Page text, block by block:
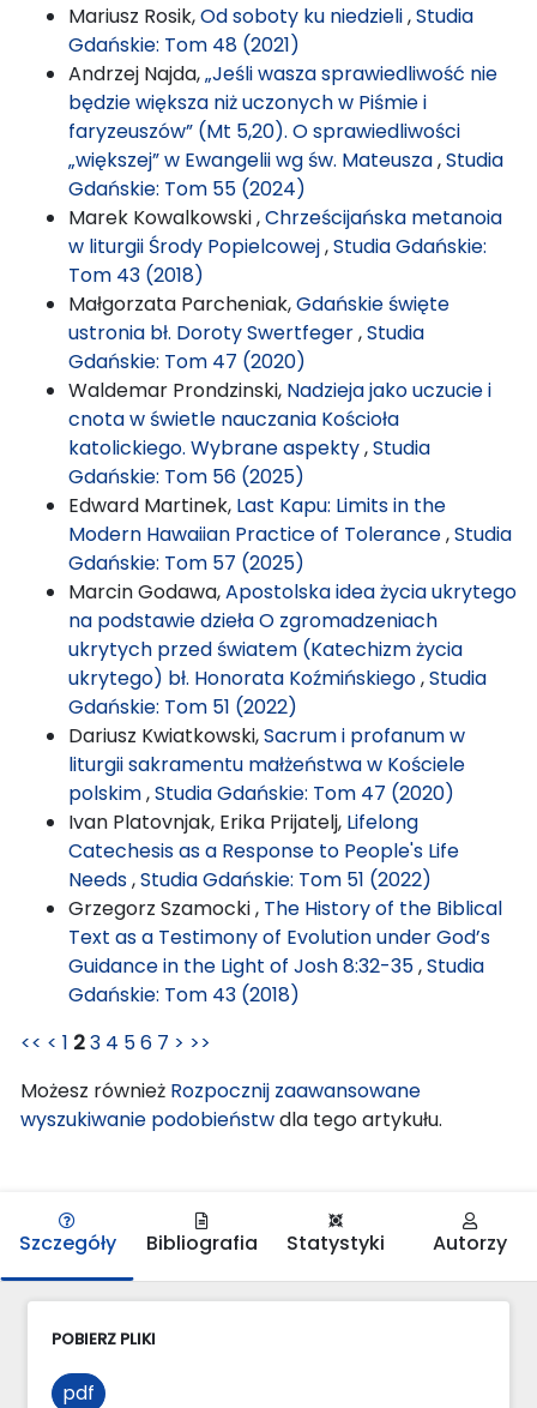
Mariusz Rosik,Od soboty ku niedzieli,Studia
Gdańskie: Tom 48 (2021)
Andrzej Najda,„Jeśli wasza sprawiedliwość nie
będzie większa niż uczonych w Piśmie i
faryzeuszów” (Mt 5,20). O sprawiedliwości
„większej” w Ewangelii wg św. Mateusza,Studia
Gdańskie: Tom 55 (2024)
Marek Kowalkowski ,Chrześcijańska metanoia
w liturgii Środy Popielcowej,Studia Gdańskie:
Tom 43 (2018)
Małgorzata Parcheniak,Gdańskie święte
ustronia bł. Doroty Swertfeger,Studia
Gdańskie: Tom 47 (2020)
Waldemar Prondzinski, Nadzieja jako uczucie i
cnota w świetle nauczania Kościoła
katolickiego. Wybrane aspekty,Studia
Gdańskie: Tom 56 (2025)
Edward Martinek, Last Kapu: Limits in the
Modern Hawaiian Practice of Tolerance,Studia
Gdańskie: Tom 57 (2025)
Marcin Godawa,Apostolska idea życia ukrytego
na podstawie dzieła O zgromadzeniach
ukrytych przed światem (Katechizm życia
ukrytego) bł. Honorata Koźmińskiego,Studia
Gdańskie: Tom 51 (2022)
Dariusz Kwiatkowski,Sacrum i profanum w
liturgii sakramentu małżeństwa w Kościele
polskim,Studia Gdańskie: Tom 47 (2020)
Ivan Platovnjak, Erika Prijatelj, Lifelong
Catechesis as a Response to People's Life
Needs,Studia Gdańskie: Tom 51 (2022)
Grzegorz Szamocki , The History of the Biblical
Text as a Testimony of Evolution under God’s
Guidance in the Light of Josh 8:32-35,Studia
Gdańskie: Tom 43 (2018)
<< < 1 23 4 56 7 > >>
Możesz również Rozpocznij zaawansowane
wyszukiwanie podobieństwdla tego artykułu.
Szczegóły Bibliografia Statystyki Autorzy
POBIERZ PLIKI
pdf